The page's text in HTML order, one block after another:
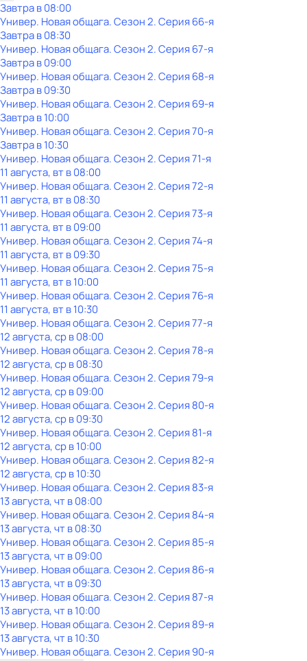
Завтра в 08:00
Универ. Новая общага. Сезон 2. Серия 66-я
Завтра в 08:30
Универ. Новая общага. Сезон 2. Серия 67-я
Завтра в 09:00
Универ. Новая общага. Сезон 2. Серия 68-я
Завтра в 09:30
Универ. Новая общага. Сезон 2. Серия 69-я
Завтра в 10:00
Универ. Новая общага. Сезон 2. Серия 70-я
Завтра в 10:30
Универ. Новая общага. Сезон 2. Серия 71-я
11 августа, вт в 08:00
Универ. Новая общага. Сезон 2. Серия 72-я
11 августа, вт в 08:30
Универ. Новая общага. Сезон 2. Серия 73-я
11 августа, вт в 09:00
Универ. Новая общага. Сезон 2. Серия 74-я
11 августа, вт в 09:30
Универ. Новая общага. Сезон 2. Серия 75-я
11 августа, вт в 10:00
Универ. Новая общага. Сезон 2. Серия 76-я
11 августа, вт в 10:30
Универ. Новая общага. Сезон 2. Серия 77-я
12 августа, ср в 08:00
Универ. Новая общага. Сезон 2. Серия 78-я
12 августа, ср в 08:30
Универ. Новая общага. Сезон 2. Серия 79-я
12 августа, ср в 09:00
Универ. Новая общага. Сезон 2. Серия 80-я
12 августа, ср в 09:30
Универ. Новая общага. Сезон 2. Серия 81-я
12 августа, ср в 10:00
Универ. Новая общага. Сезон 2. Серия 82-я
12 августа, ср в 10:30
Универ. Новая общага. Сезон 2. Серия 83-я
13 августа, чт в 08:00
Универ. Новая общага. Сезон 2. Серия 84-я
13 августа, чт в 08:30
Универ. Новая общага. Сезон 2. Серия 85-я
13 августа, чт в 09:00
Универ. Новая общага. Сезон 2. Серия 86-я
13 августа, чт в 09:30
Универ. Новая общага. Сезон 2. Серия 87-я
13 августа, чт в 10:00
Универ. Новая общага. Сезон 2. Серия 89-я
13 августа, чт в 10:30
Универ. Новая общага. Сезон 2. Серия 90-я